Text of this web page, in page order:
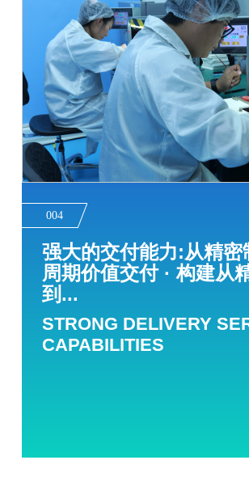
004
强大的交付能力:从精密
周期价值交付 · 构建从
到...
STRONG DELIVERY
CAPABILITIES